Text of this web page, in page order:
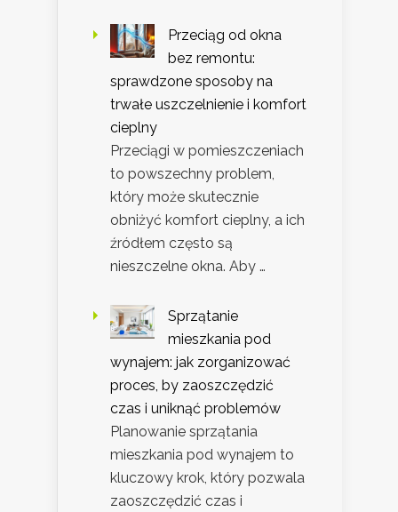
Przeciąg od okna
bez remontu:
sprawdzone sposoby na
trwałe uszczelnienie i komfort
cieplny
Przeciągi w pomieszczeniach
to powszechny problem,
który może skutecznie
obniżyć komfort cieplny, a ich
źródłem często są
nieszczelne okna. Aby …
Sprzątanie
mieszkania pod
wynajem: jak zorganizować
proces, by zaoszczędzić
czas i uniknąć problemów
Planowanie sprzątania
mieszkania pod wynajem to
kluczowy krok, który pozwala
zaoszczędzić czas i